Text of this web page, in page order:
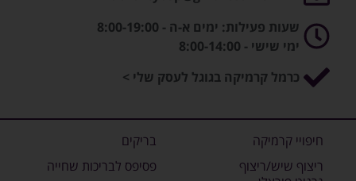
שעות פעילות: ימים א-ה - 8:00-19:00
ימי שישי - 8:00-14:00
כרמל קרמיקה בגוגל לעסק שלי >
חיפויי קרמיקה
ריצוף שיש/ריצוף
בריקים
פסיפס לבריכות שחייה